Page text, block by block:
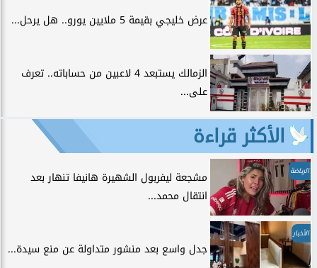
عرض خليجي بقيمة 5 ملايين يورو.. هل يرحل...
الزمالك يستبعد 4 لاعبين من حساباته.. تعرف
على...
الأكثر قراءة
الرياضة
مشجعة ليفربول الشهيرة هانيفا تنهار بعد
انتقال محمد...
الأخبار
جدل واسع بعد منشور متداولة عن منع سيدة...